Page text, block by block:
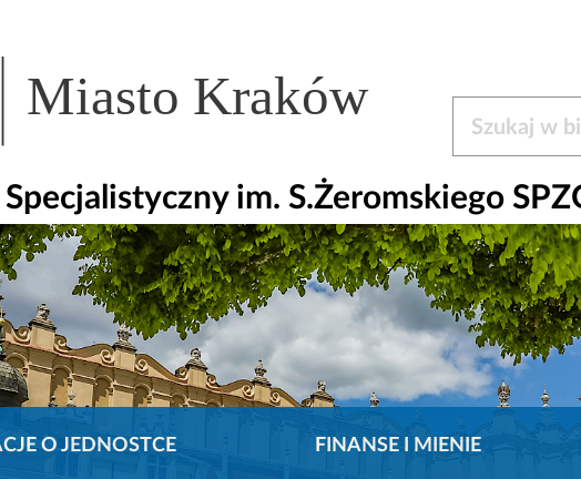
Miasto Kraków
im. S.Żeromskiego
O JEDNOSTCE FINANSE I MIENIE